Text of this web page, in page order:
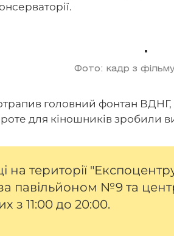
Фото: кадр з
головний фонтан ВДНГ,
для кіношників зробили
на території
павільйоном №9 та
з 11:00 до 20:00.